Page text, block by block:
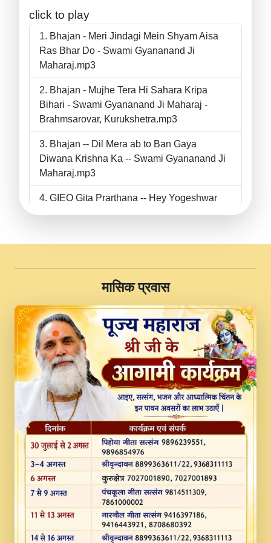
click to play
Bhajan - Meri Jindagi Mein Shyam Aisa
Ras Bhar Do - Swami Gyananand Ji
Maharaj.mp3
Bhajan - Mujhe Tera Hi Sahara Kripa
Bihari - Swami Gyananand Ji Maharaj -
Brahmsarovar, Kurukshetra.mp3
Bhajan -- Dil Mera ab to Ban Gaya
Diwana Krishna Ka -- Swami Gyananand Ji
Maharaj.mp3
GIEO Gita Prarthana -- Hey Yogeshwar
II Swami Gyananand Ji Maharaj.mp3
JINU SATGURU AAP BULAVE by Rasik
Pawan ji 20-11-19 Sankirtan At VEER JI
PRABHU KUTEER CHANNEL.mp3
Kina Sohna Tera Bhawan Sajaya Mata
Vaishno Devi Aarti Mata Rani Bhajan By
Lakhwinder Wadali Ji.mp3
MERE MANN VICH KANTH KALER
NEW PUNAJBI DEVOTIONAL SONG 2017
FULL VIDEO HD.mp3
Na To Roop Hai Bindu Ji Maharaj Pad - A
Divine Bhajan by Shri Indresh Ji
#BhaktiPath.mp3
Radha Rani Ki Kirpa Best Devotional
Song By Chitra Vichitra.mp3
​मासिक प्रवास